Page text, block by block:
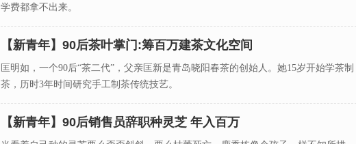
学费都拿不出来。
【新青年】90后茶叶掌门:筹百万建茶文化空间
匡明如，一个90后“茶二代”，父亲匡新是青岛晓阳春茶的创始人。她15岁开始学茶制
茶，历时3年时间研究手工制茶传统技艺。
【新青年】90后销售员辞职种灵芝 年入百万